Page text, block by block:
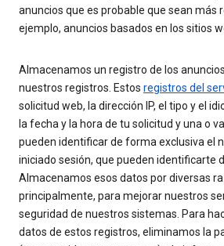
anuncios que es probable que sean más
ejemplo, anuncios basados en los sitios
Almacenamos un registro de los
nuestros registros. Estos registros del
solicitud web, la dirección IP, el tipo y el
la fecha y la hora de tu solicitud y una o
pueden identificar de forma exclusiva el
iniciado sesión, que pueden identificarte
Almacenamos esos datos por diversas
principalmente, para mejorar nuestros
seguridad de nuestros sistemas. Para
datos de estos registros, eliminamos la